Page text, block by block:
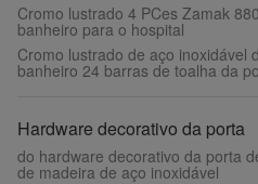
Cromo lustrado 4 PCes Zamak
banheiro para o hospital
Cromo lustrado de aço inoxidável
banheiro 24 barras de toalha da
Hardware decorativo da porta
do hardware decorativo da porta
de madeira de aço inoxidável